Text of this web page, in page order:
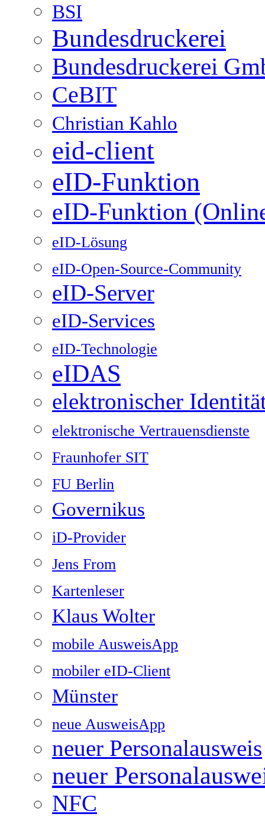
BSI
Bundesdruckerei
Bundesdruckerei
CeBIT
Christian Kahlo
eid-client
eID-Funktion
eID-Funktion
eID-Lösung
eID-Open-Source-Community
eID-Server
eID-Services
eID-Technologie
eIDAS
elektronischer
elektronische Vertrauensdienste
Fraunhofer SIT
FU Berlin
Governikus
iD-Provider
Jens From
Kartenleser
Klaus Wolter
mobile AusweisApp
mobiler eID-Client
Münster
neue AusweisApp
neuer Personalausweis
neuer
NFC